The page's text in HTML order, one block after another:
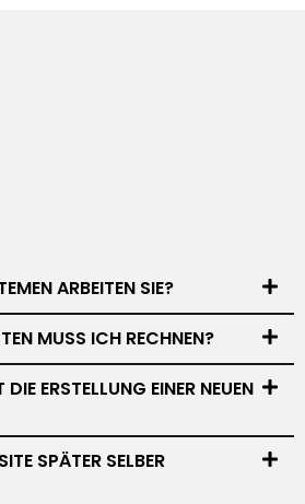
ARBEITEN SIE?
MUSS ICH RECHNEN?
ERSTELLUNG EINER NEUEN
SPÄTER SELBER